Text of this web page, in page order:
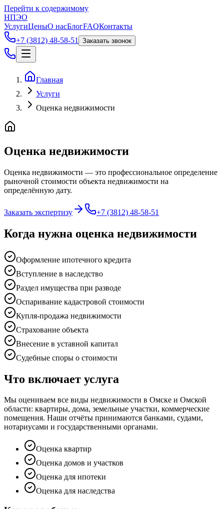
Перейти к содержимому
НПЭО
УслугиЦеныО насБлогFAQКонтакты
+7 (3812) 48-58-51
Заказать звонок
Главная
Услуги
Оценка недвижимости
Оценка недвижимости
Оценка недвижимости — это профессиональное определение
рыночной стоимости объекта недвижимости на
определённую дату.
Заказать экспертизу +7 (3812) 48-58-51
Когда нужна оценка недвижимости
Оформление ипотечного кредита
Вступление в наследство
Раздел имущества при разводе
Оспаривание кадастровой стоимости
Купля-продажа недвижимости
Страхование объекта
Внесение в уставной капитал
Судебные споры о стоимости
Что включает услуга
Мы оцениваем все виды недвижимости в Омске и Омской
области: квартиры, дома, земельные участки, коммерческие
помещения. Наши отчёты принимаются банками, судами,
нотариусами и государственными органами.
Оценка квартир
Оценка домов и участков
Оценка для ипотеки
Оценка для наследства